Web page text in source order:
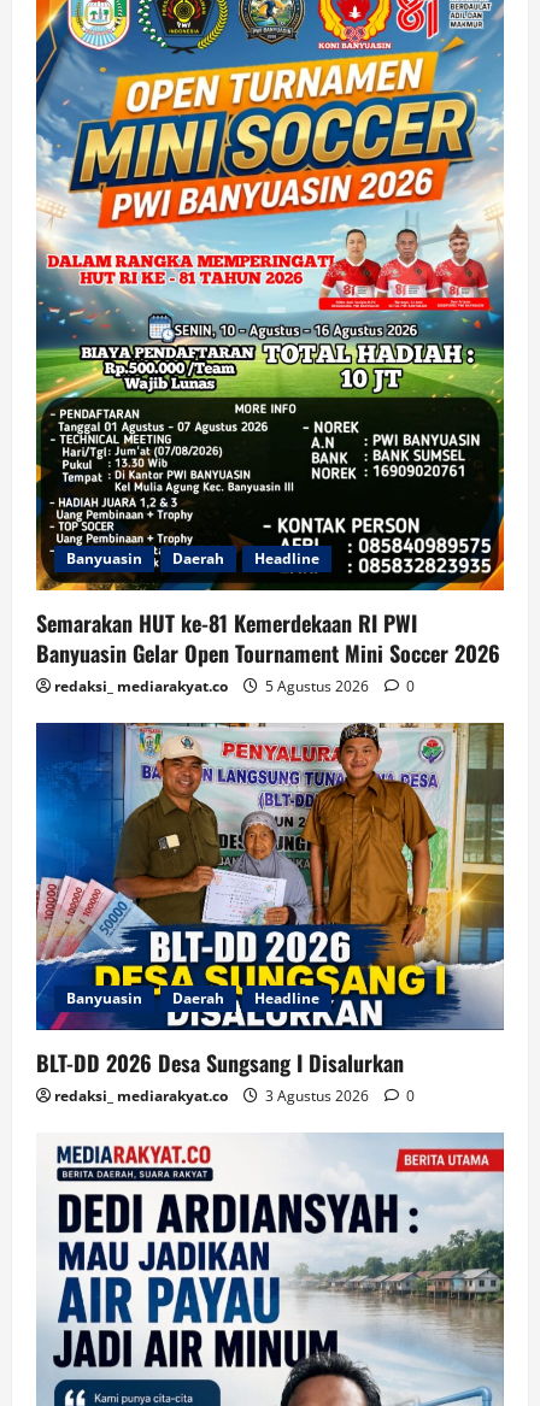
Banyuasin Daerah Headline
Semarakan HUT ke-81 Kemerdekaan RI PWI
Banyuasin Gelar Open Tournament Mini Soccer 2026
redaksi_ mediarakyat.co 5 Agustus 2026 0
Banyuasin Daerah Headline
BLT-DD 2026 Desa Sungsang I Disalurkan
redaksi_ mediarakyat.co 3 Agustus 2026 0